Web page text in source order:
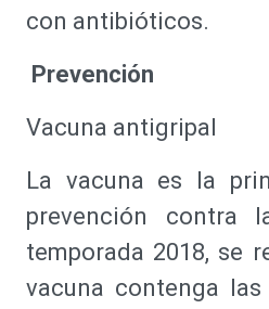
con antibióticos.
Prevención
Vacuna antigripal
La vacuna es la
prevención contra
temporada 2018, se
vacuna contenga